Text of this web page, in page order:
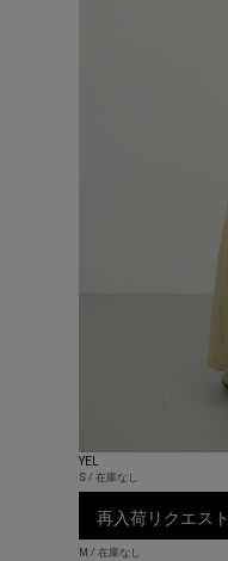
YEL
S / 在庫なし
再入荷リクエスト
M / 在庫なし